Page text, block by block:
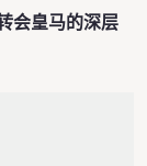
会皇马的深层